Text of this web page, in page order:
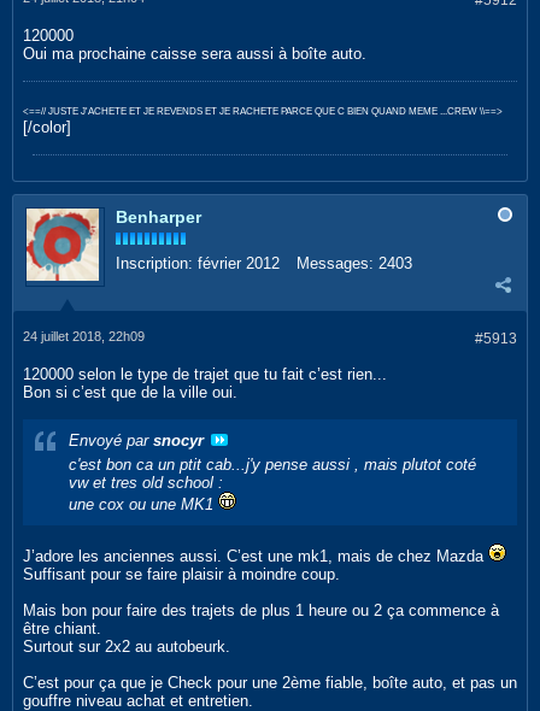
120000
Oui ma prochaine caisse sera aussi à boîte auto.
<==// JUSTE J'ACHETE ET JE REVENDS ET JE RACHETE PARCE QUE C BIEN QUAND MEME ...CREW \\==>
[/color]
Benharper
Inscription: février 2012 Messages: 2403
#5913
24 juillet 2018, 22h09
120000 selon le type de trajet que tu fait c’est rien...
Bon si c’est que de la ville oui.
Envoyé par snocyr
c'est bon ca un ptit cab...j'y pense aussi , mais plutot coté
vw et tres old school :
une cox ou une MK1
J’adore les anciennes aussi. C’est une mk1, mais de chez Mazda
Suffisant pour se faire plaisir à moindre coup.
Mais bon pour faire des trajets de plus 1 heure ou 2 ça commence à
être chiant.
Surtout sur 2x2 au autobeurk.
C’est pour ça que je Check pour une 2ème fiable, boîte auto, et pas un
gouffre niveau achat et entretien.